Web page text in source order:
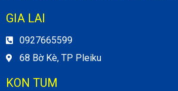
GIA LAI
0927665599
68 Bờ Kè, TP Pleiku
KON TUM